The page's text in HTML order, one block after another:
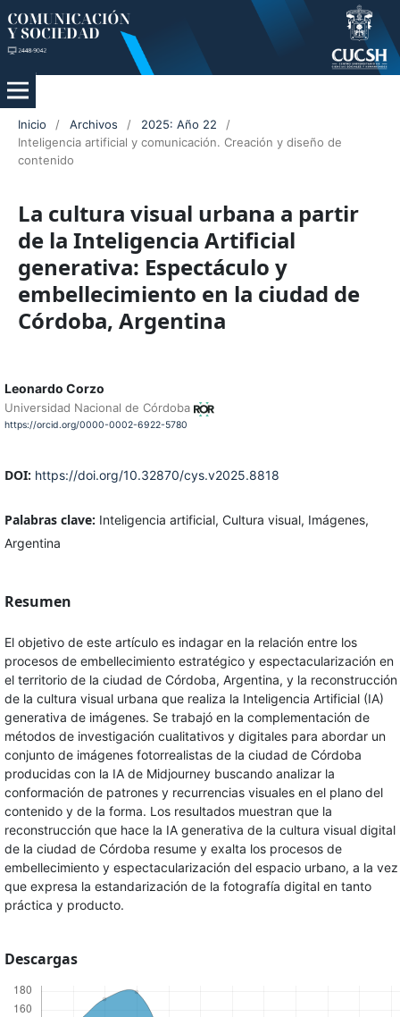
Inicio / Archivos / 2025: Año 22
/
Inteligencia artificial y comunicación. Creación y diseño de
contenido
La cultura visual urbana a partir
de la Inteligencia Artificial
generativa: Espectáculo y
embellecimiento en la ciudad de
Córdoba, Argentina
Leonardo Corzo
Universidad Nacional de Córdoba
https://orcid.org/0000-0002-6922-5780
DOI: https://doi.org/10.32870/cys.v2025.8818
Palabras clave: Inteligencia artificial, Cultura visual, Imágenes,
Argentina
Resumen
El objetivo de este artículo es indagar en la relación entre los
procesos de embellecimiento estratégico y espectacularización en
el territorio de la ciudad de Córdoba, Argentina, y la reconstrucción
de la cultura visual urbana que realiza la Inteligencia Artificial (IA)
generativa de imágenes. Se trabajó en la complementación de
métodos de investigación cualitativos y digitales para abordar un
conjunto de imágenes fotorrealistas de la ciudad de Córdoba
producidas con la IA de Midjourney buscando analizar la
conformación de patrones y recurrencias visuales en el plano del
contenido y de la forma. Los resultados muestran que la
reconstrucción que hace la IA generativa de la cultura visual digital
de la ciudad de Córdoba resume y exalta los procesos de
embellecimiento y espectacularización del espacio urbano, a la vez
que expresa la estandarización de la fotografía digital en tanto
práctica y producto.
Descargas